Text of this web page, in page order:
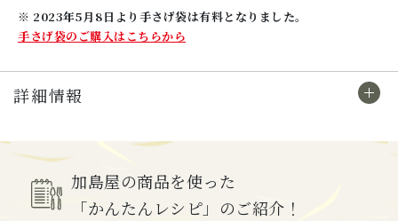
※ 2023年5月8日より手さげ袋は有料となりました。
手さげ袋のご購入はこちらから
詳細情報
加島屋の商品を使った
「かんたんレシピ」のご紹介！